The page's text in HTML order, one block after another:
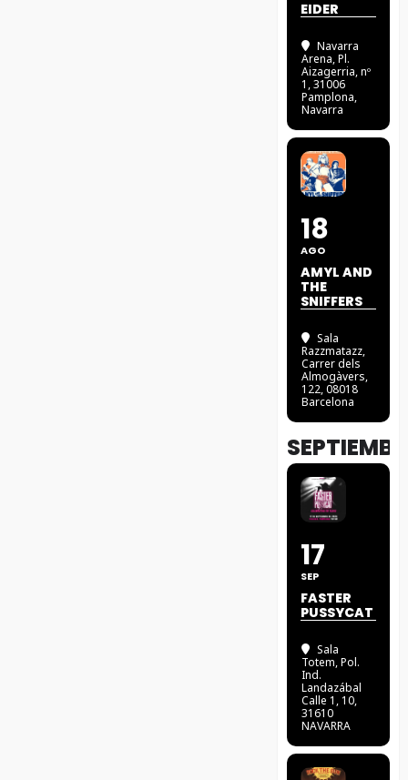
EIDER
Navarra
Arena, Pl.
Aizagerria, nº
1, 31006
Pamplona,
Navarra
18
AGO
AMYL AND
THE
SNIFFERS
Sala
Razzmatazz,
Carrer dels
Almogàvers,
122, 08018
Barcelona
17
SEP
FASTER
PUSSYCAT
Sala
Totem, Pol.
Ind.
Landazábal
Calle 1, 10,
31610
NAVARRA